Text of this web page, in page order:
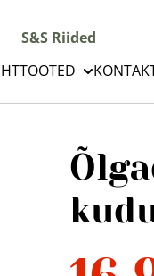
S&S Riided
TOOTED